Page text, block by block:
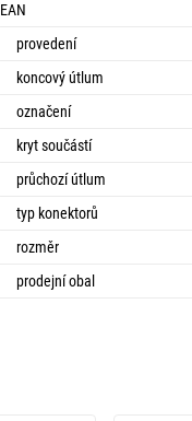
EAN
provedení
koncový útlum
označení
kryt součástí
průchozí útlum
typ konektorů
rozměr
prodejní obal